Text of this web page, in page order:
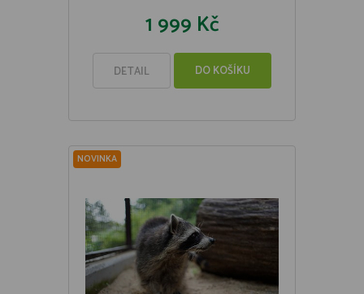
1 999 Kč
DETAIL DO KOŠÍKU
NOVINKA